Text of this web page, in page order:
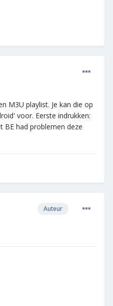
M3U playlist. Je kan die op
voor. Eerste indrukken:
BE had problemen deze
Auteur